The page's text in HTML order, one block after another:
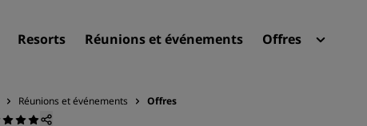
Resorts Réunions et événements Offres
Réunions et événements Offres